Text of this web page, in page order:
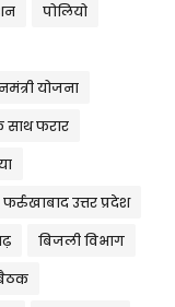
पोलियो
योजना
साथ फरार
फर्रुखाबाद उत्तर प्रदेश
बिजली विभाग